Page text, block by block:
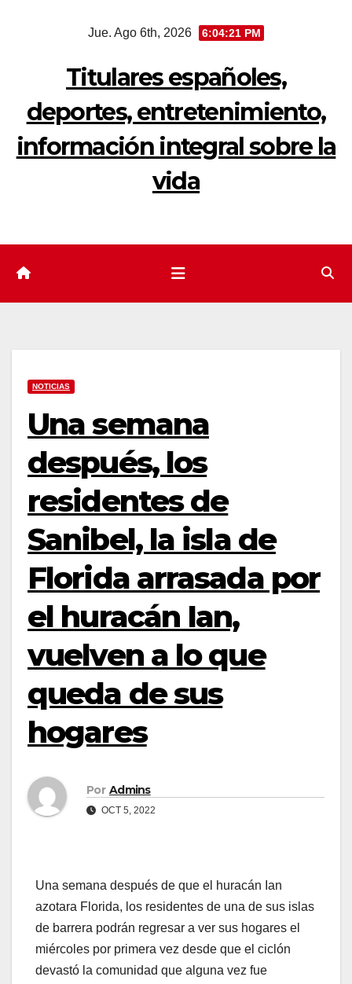
Jue. Ago 6th, 2026 6:04:22 PM
Titulares españoles,
deportes, entretenimiento,
información integral sobre la
vida
NOTICIAS
Una semana
después, los
residentes de
Sanibel, la isla de
Florida arrasada por
el huracán Ian,
vuelven a lo que
queda de sus
hogares
Por Admins
OCT 5, 2022
Una semana después de que el huracán Ian
azotara Florida, los residentes de una de sus islas
de barrera podrán regresar a ver sus hogares el
miércoles por primera vez desde que el ciclón
devastó la comunidad que alguna vez fue